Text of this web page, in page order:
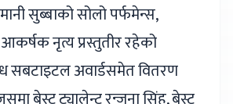
सुब्बाको सोलो पर्फमेन्स,
नृत्य प्रस्तुतीर रहेको
सबटाइटल अवार्डसमेत वितरण